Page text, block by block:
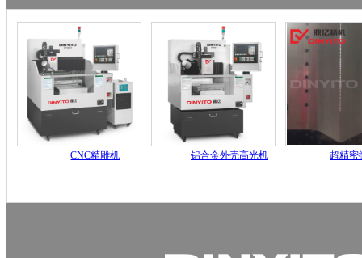
CNC精雕机 铝合金外壳高光机 超精密